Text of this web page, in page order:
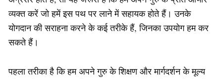
व्यक्त करें जो हमें इस पथ पर लाने में सहायक होते हैं। उनके
योगदान की सराहना करने के कई तरीके हैं, जिनका उपयोग हम कर
सकते हैं।
पहला तरीका है कि हम अपने गुरु के शिक्षण और मार्गदर्शन के मूल्य